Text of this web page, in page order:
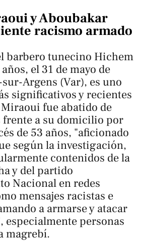
y Aboubakar
racismo armado
barbero tunecino Hichem
el 31 de mayo de
Argens (Var), es uno
significativos y recientes
fue abatido de
a su domicilio por
de 53 años, "aficionado
según la investigación,
contenidos de la
y del partido
Nacional en redes
mensajes racistas e
a armarse y atacar
especialmente personas
magrebí.